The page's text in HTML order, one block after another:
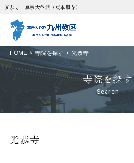
光恭寺｜真宗大谷派（東本願寺）
HOME 寺院を探す 光恭寺
寺院を探す
Search
光恭寺